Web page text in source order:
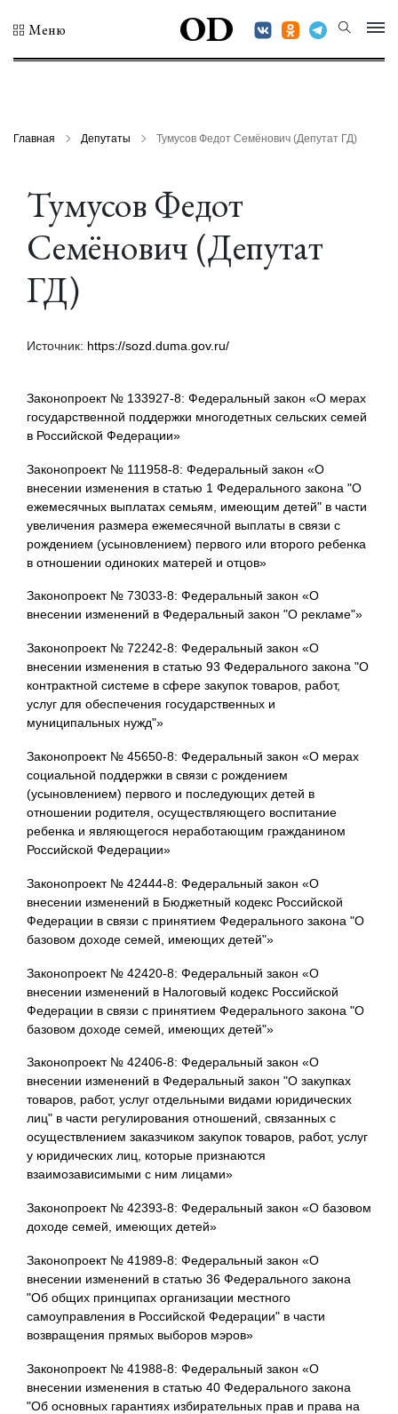
Меню OD
Главная Депутаты Тумусов Федот Семёнович (Депутат ГД)
Тумусов Федот
Семёнович (Депутат
ГД)
Источник: https://sozd.duma.gov.ru/
Законопроект № 133927-8: Федеральный закон «О мерах
государственной поддержки многодетных сельских семей
в Российской Федерации»
Законопроект № 111958-8: Федеральный закон «О
внесении изменения в статью 1 Федерального закона "О
ежемесячных выплатах семьям, имеющим детей" в части
увеличения размера ежемесячной выплаты в связи с
рождением (усыновлением) первого или второго ребенка
в отношении одиноких матерей и отцов»
Законопроект № 73033-8: Федеральный закон «О
внесении изменений в Федеральный закон "О рекламе"»
Законопроект № 72242-8: Федеральный закон «О
внесении изменения в статью 93 Федерального закона "О
контрактной системе в сфере закупок товаров, работ,
услуг для обеспечения государственных и
муниципальных нужд"»
Законопроект № 45650-8: Федеральный закон «О мерах
социальной поддержки в связи с рождением
(усыновлением) первого и последующих детей в
отношении родителя, осуществляющего воспитание
ребенка и являющегося неработающим гражданином
Российской Федерации»
Законопроект № 42444-8: Федеральный закон «О
внесении изменений в Бюджетный кодекс Российской
Федерации в связи с принятием Федерального закона "О
базовом доходе семей, имеющих детей"»
Законопроект № 42420-8: Федеральный закон «О
внесении изменений в Налоговый кодекс Российской
Федерации в связи с принятием Федерального закона "О
базовом доходе семей, имеющих детей"»
Законопроект № 42406-8: Федеральный закон «О
внесении изменений в Федеральный закон "О закупках
товаров, работ, услуг отдельными видами юридических
лиц" в части регулирования отношений, связанных с
осуществлением заказчиком закупок товаров, работ, услуг
у юридических лиц, которые признаются
взаимозависимыми с ним лицами»
Законопроект № 42393-8: Федеральный закон «О базовом
доходе семей, имеющих детей»
Законопроект № 41989-8: Федеральный закон «О
внесении изменений в статью 36 Федерального закона
"Об общих принципах организации местного
самоуправления в Российской Федерации" в части
возвращения прямых выборов мэров»
Законопроект № 41988-8: Федеральный закон «О
внесении изменения в статью 40 Федерального закона
"Об основных гарантиях избирательных прав и права на